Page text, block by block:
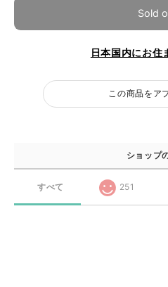
Sold
日本国内にお住
この商品をア
ショップ
すべて 251